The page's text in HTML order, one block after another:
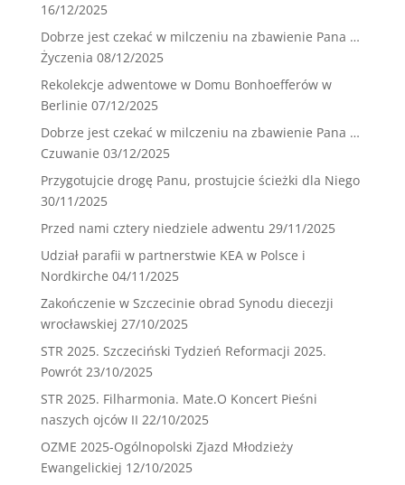
16/12/2025
Dobrze jest czekać w milczeniu na zbawienie Pana …
Życzenia 08/12/2025
Rekolekcje adwentowe w Domu Bonhoefferów w
Berlinie 07/12/2025
Dobrze jest czekać w milczeniu na zbawienie Pana …
Czuwanie 03/12/2025
Przygotujcie drogę Panu, prostujcie ścieżki dla Niego
30/11/2025
Przed nami cztery niedziele adwentu 29/11/2025
Udział parafii w partnerstwie KEA w Polsce i
Nordkirche 04/11/2025
Zakończenie w Szczecinie obrad Synodu diecezji
wrocławskiej 27/10/2025
STR 2025. Szczeciński Tydzień Reformacji 2025.
Powrót 23/10/2025
STR 2025. Filharmonia. Mate.O Koncert Pieśni
naszych ojców II 22/10/2025
OZME 2025-Ogólnopolski Zjazd Młodzieży
Ewangelickiej 12/10/2025